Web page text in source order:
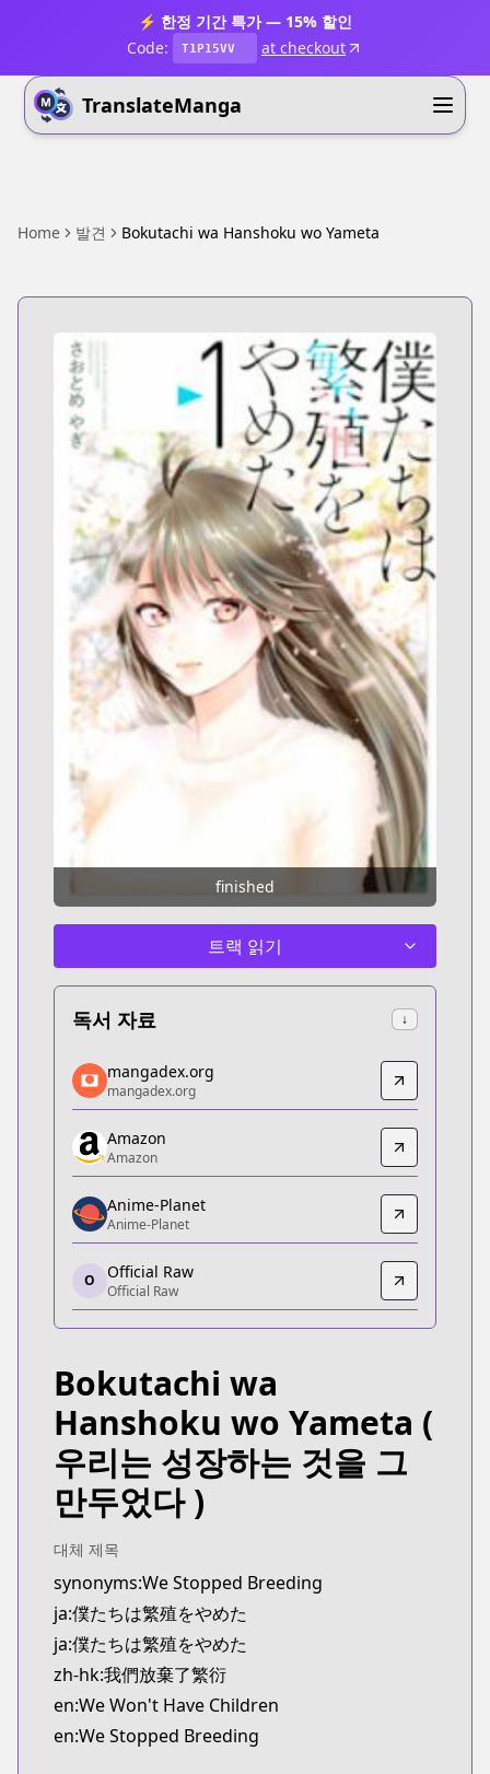
⚡ 한정 기간 특가 — 15% 할인
Code:
T1P15VV at checkout
TranslateManga
Home 발견 Bokutachi wa Hanshoku wo Yameta
finished
트랙 읽기
독서 자료 ↓
mangadex.org
mangadex.org
https://mangadex.org/title/202d0eaf-df73-4368-
Amazon
Amazon
https://www.amazon.co.jp/gp/product/
Anime-Planet
Anime-Planet
https://www.anime-planet.com/manga/
Official Raw
Official Raw
Kitsu
Kitsu
https://kitsu.app/manga/bokutachi-wa-
MangaUpdates
MangaUpdates
https://www.mangaupdates.com/
Book☆Walker
https://bookwalker.jp/series/292196/list
mangadex.org
mangadex.org
Amazon
Amazon
Anime-Planet
Anime-Planet
O Official Raw
Official Raw
Bokutachi wa
Hanshoku wo Yameta (
우리는 성장하는 것을 그
만두었다 )
대체 제목
synonyms:We Stopped Breeding
ja:僕たちは繁殖をやめた
ja:僕たちは繁殖をやめた
zh-hk:我們放棄了繁衍
en:We Won't Have Children
en:We Stopped Breeding